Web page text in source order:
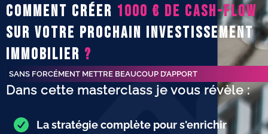
COMMENT créer 1000 € de cash-flow
sur VOTRE prochain investissement
immobilier ?
SANS FORCÉMENT METTRE BEAUCOUP D’APPORT
Dans cette masterclass je vous révèle :
La stratégie complète pour s'enrichir